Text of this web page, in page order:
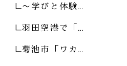
〜学びと体験…
羽田空港で「…
菊池市「ワカ…